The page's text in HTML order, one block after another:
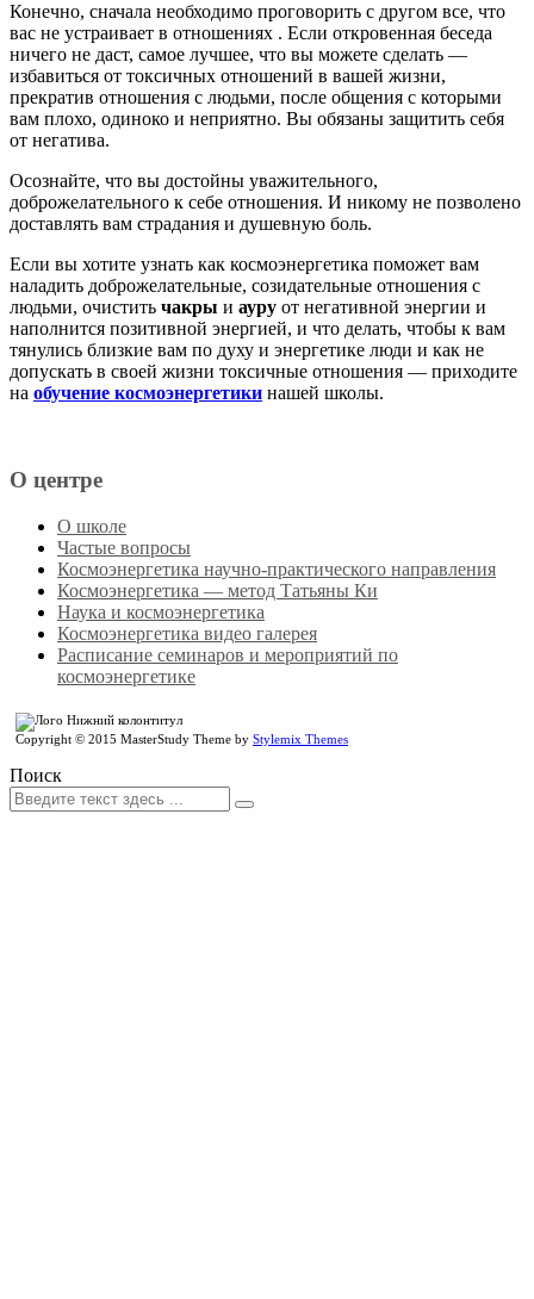
Конечно, сначала необходимо проговорить с другом все, что
вас не устраивает в отношениях . Если откровенная беседа
ничего не даст, самое лучшее, что вы можете сделать —
избавиться от токсичных отношений в вашей жизни,
прекратив отношения с людьми, после общения с которыми
вам плохо, одиноко и неприятно. Вы обязаны защитить себя
от негатива.
Осознайте, что вы достойны уважительного,
доброжелательного к себе отношения. И никому не позволено
доставлять вам страдания и душевную боль.
Если вы хотите узнать как космоэнергетика поможет вам
наладить доброжелательные, созидательные отношения с
людьми, очистить чакры и ауру от негативной энергии и
наполнится позитивной энергией, и что делать, чтобы к вам
тянулись близкие вам по духу и энергетике люди и как не
допускать в своей жизни токсичные отношения — приходите
на обучение космоэнергетики нашей школы.
О центре
О школе
Частые вопросы
Космоэнергетика научно-практического направления
Космоэнергетика — метод Татьяны Ки
Наука и космоэнергетика
Космоэнергетика видео галерея
Расписание семинаров и мероприятий по
космоэнергетике
Copyright © 2015 MasterStudy Theme by Stylemix Themes
Поиск